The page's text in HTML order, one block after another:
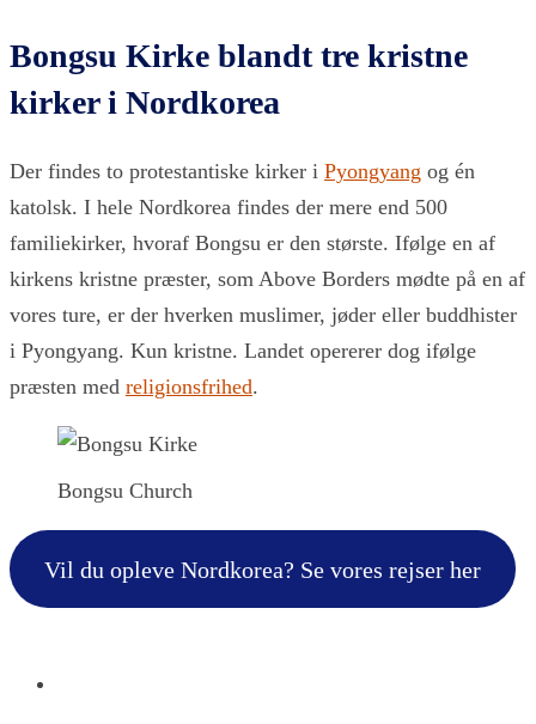
Bongsu Kirke blandt tre kristne
kirker i Nordkorea
Der findes to protestantiske kirker i Pyongyang og én
katolsk. I hele Nordkorea findes der mere end 500
familiekirker, hvoraf Bongsu er den største. Ifølge en af
kirkens kristne præster, som Above Borders mødte på en af
vores ture, er der hverken muslimer, jøder eller buddhister
i Pyongyang. Kun kristne. Landet opererer dog ifølge
præsten med religionsfrihed.
Bongsu Church
Vil du opleve Nordkorea? Se vores rejser her